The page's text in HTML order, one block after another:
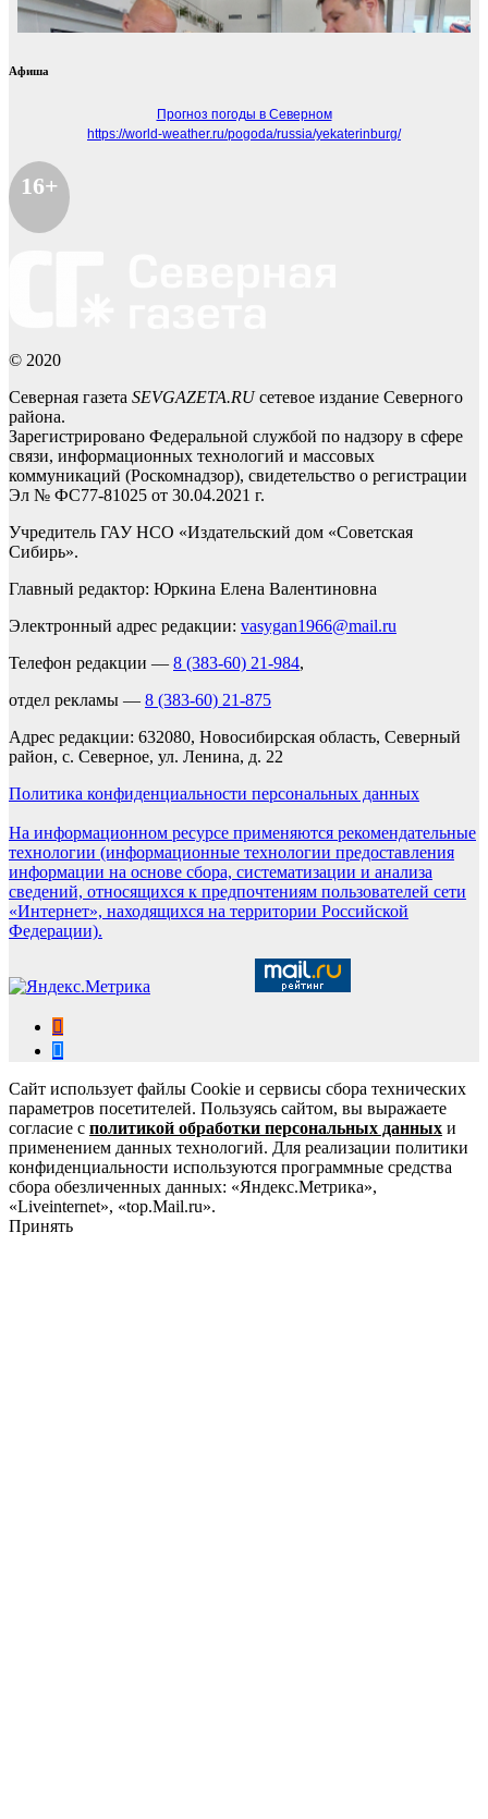
Афиша
Прогноз погоды в Северном
https://world-weather.ru/pogoda/russia/yekaterinburg/
16+
© 2020
Северная газета SEVGAZETA.RUсетевое издание Северного
района.
Зарегистрировано Федеральной службой по надзору в сфере
связи, информационных технологий и массовых
коммуникаций (Роскомнадзор), свидетельство о регистрации
Эл № ФС77-81025 от 30.04.2021 г.
Учредитель ГАУ НСО «Издательский дом «Советская
Сибирь».
Главный редактор: Юркина Елена Валентиновна
Электронный адрес редакции: vasygan1966@mail.ru
Телефон редакции — 8 (383-60) 21-984,
отдел рекламы — 8 (383-60) 21-875
Адрес редакции: 632080, Новосибирская область, Северный
район, с. Северное, ул. Ленина, д. 22
Политика конфиденциальности персональных данных
На информационном ресурсе применяются рекомендательные
технологии (информационные технологии предоставления
информации на основе сбора, систематизации и анализа
сведений, относящихся к предпочтениям пользователей сети
«Интернет», находящихся на территории Российской
Федерации).
Сайт использует файлы Cookie и сервисы сбора технических
параметров посетителей. Пользуясь сайтом, вы выражаете
согласие с политикой обработки персональных данных и
применением данных технологий. Для реализации политики
конфиденциальности используются программные средства
сбора обезличенных данных: «Яндекс.Метрика»,
«Liveinternet», «top.Mail.ru».
Принять